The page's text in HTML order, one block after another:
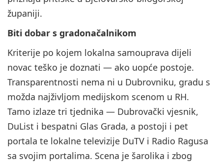
županiji.
Biti dobar s gradonačalnikom
Kriterije po kojem lokalna samouprava dijeli
novac teško je doznati — ako uopće postoje.
Transparentnosti nema ni u Dubrovniku, gradu s
možda najživljom medijskom scenom u RH.
Tamo izlaze tri tjednika — Dubrovački vjesnik,
DuList i bespatni Glas Grada, a postoji i pet
portala te lokalne televizije DuTV i Radio Ragusa
sa svojim portalima. Scena je šarolika i zbog